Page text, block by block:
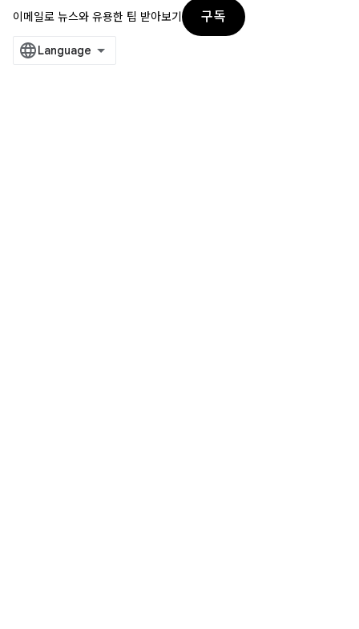
이메일로 뉴스와 유용한 팁 받아보기
구독